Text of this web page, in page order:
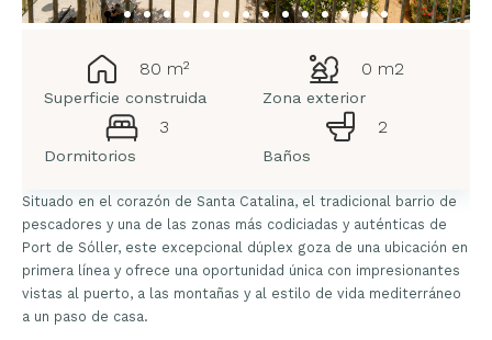
80 m²
Superficie construida
0 m2
Zona exterior
3
Dormitorios
2
Baños
Situado en el corazón de Santa Catalina, el tradicional barrio de
pescadores y una de las zonas más codiciadas y auténticas de
Port de Sóller, este excepcional dúplex goza de una ubicación en
primera línea y ofrece una oportunidad única con impresionantes
vistas al puerto, a las montañas y al estilo de vida mediterráneo
a un paso de casa.